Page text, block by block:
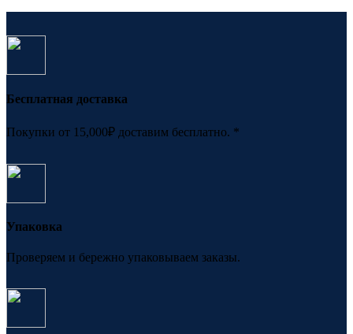
Бесплатная доставка
Покупки от 15,000₽ доставим бесплатно. *
Упаковка
Проверяем и бережно упаковываем заказы.